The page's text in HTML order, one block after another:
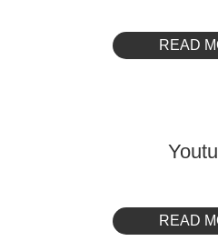
READ
READ